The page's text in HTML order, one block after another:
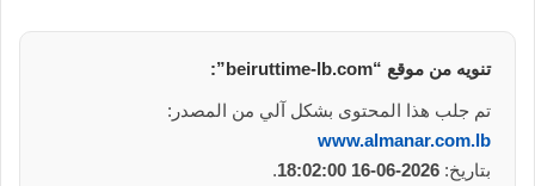
تنويه من موقع “beiruttime-lb.com”:
تم جلب هذا المحتوى بشكل آلي من المصدر:
www.almanar.com.lb
بتاريخ: 2026-06-16 18:02:00
.